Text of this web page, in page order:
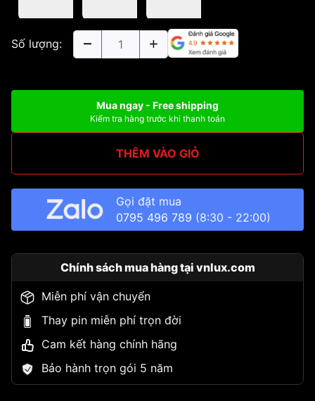
Số lượng:
Mua ngay - Free shipping
Kiểm tra hàng trước khi thanh toán
THÊM VÀO GIỎ
Gọi đặt mua
0795 496 789 (8:30 - 22:00)
Chính sách mua hàng tại vnlux.com
Miễn phí vận chuyển
Thay pin miễn phí trọn đời
Cam kết hàng chính hãng
Bảo hành trọn gói 5 năm